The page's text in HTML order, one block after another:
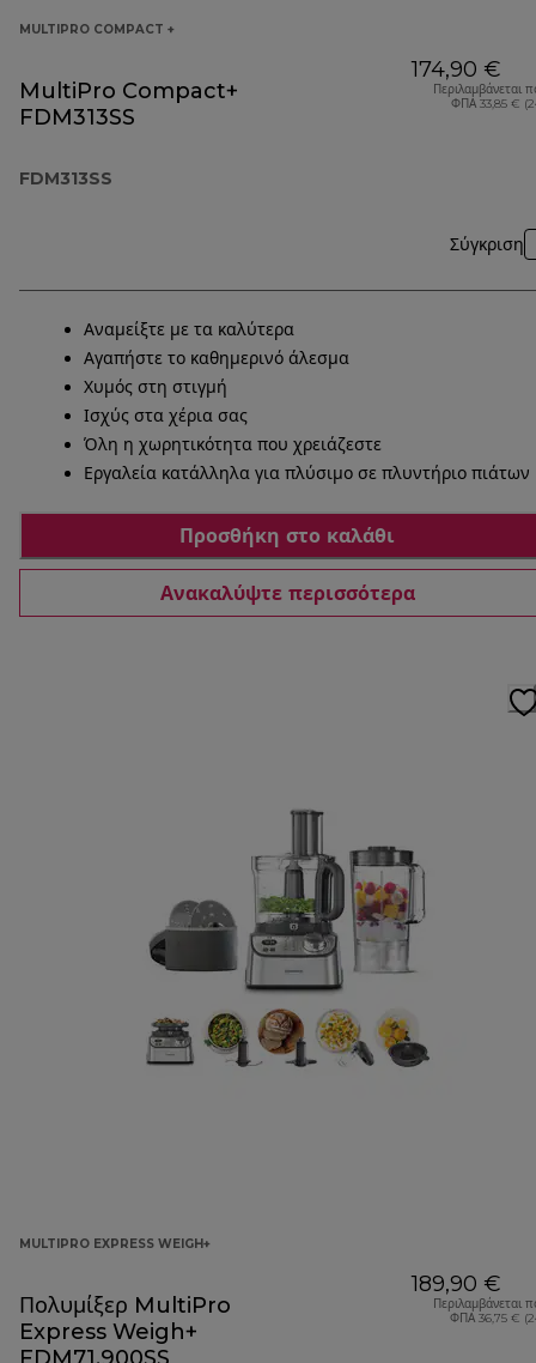
MULTIPRO COMPACT +
MultiPro Compact+
FDM313SS
FDM313SS
174,90 €
Περιλαμβάνεται
ΦΠΑ 33,85 €
Σύγκριση
Αναμείξτε με τα καλύτερα
Αγαπήστε το καθημερινό άλεσμα
Χυμός στη στιγμή
Ισχύς στα χέρια σας
Όλη η χωρητικότητα που χρειάζεστε
Εργαλεία κατάλληλα για πλύσιμο σε πλυντήριο πιάτων
Προσθήκη στο καλάθι
Ανακαλύψτε περισσότερα
MULTIPRO EXPRESS WEIGH+
Πολυμίξερ MultiPro
Express Weigh+
189,90 €
Περιλαμβάνεται
ΦΠΑ 36,75 €